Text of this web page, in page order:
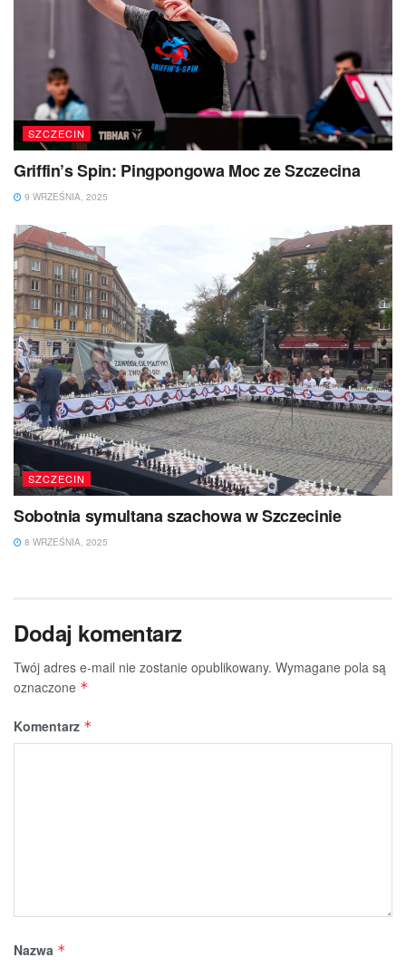
SZCZECIN
Griffin’s Spin: Pingpongowa Moc ze Szczecina
9 WRZEŚNIA, 2025
SZCZECIN
Sobotnia symultana szachowa w Szczecinie
8 WRZEŚNIA, 2025
Dodaj komentarz
Twój adres e-mail nie zostanie opublikowany. Wymagane pola są
oznaczone *
Komentarz *
Nazwa *